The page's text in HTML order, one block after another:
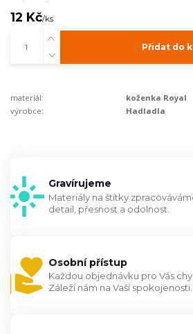
12 Kč/ks
Přidat do
materiál:
koženka Royal
výrobce:
Hadladla
Gravírujeme
Materiály na štítky
detail, přesnost a odolnost.
Osobní přístup
Každou objednávku pro Vás
Záleží nám na Vaší spokojenosti.